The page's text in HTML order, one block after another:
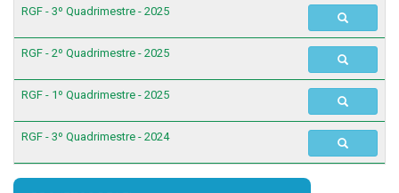
RGF - 3º Quadrimestre - 2025
RGF - 2º Quadrimestre - 2025
RGF - 1º Quadrimestre - 2025
RGF - 3º Quadrimestre - 2024